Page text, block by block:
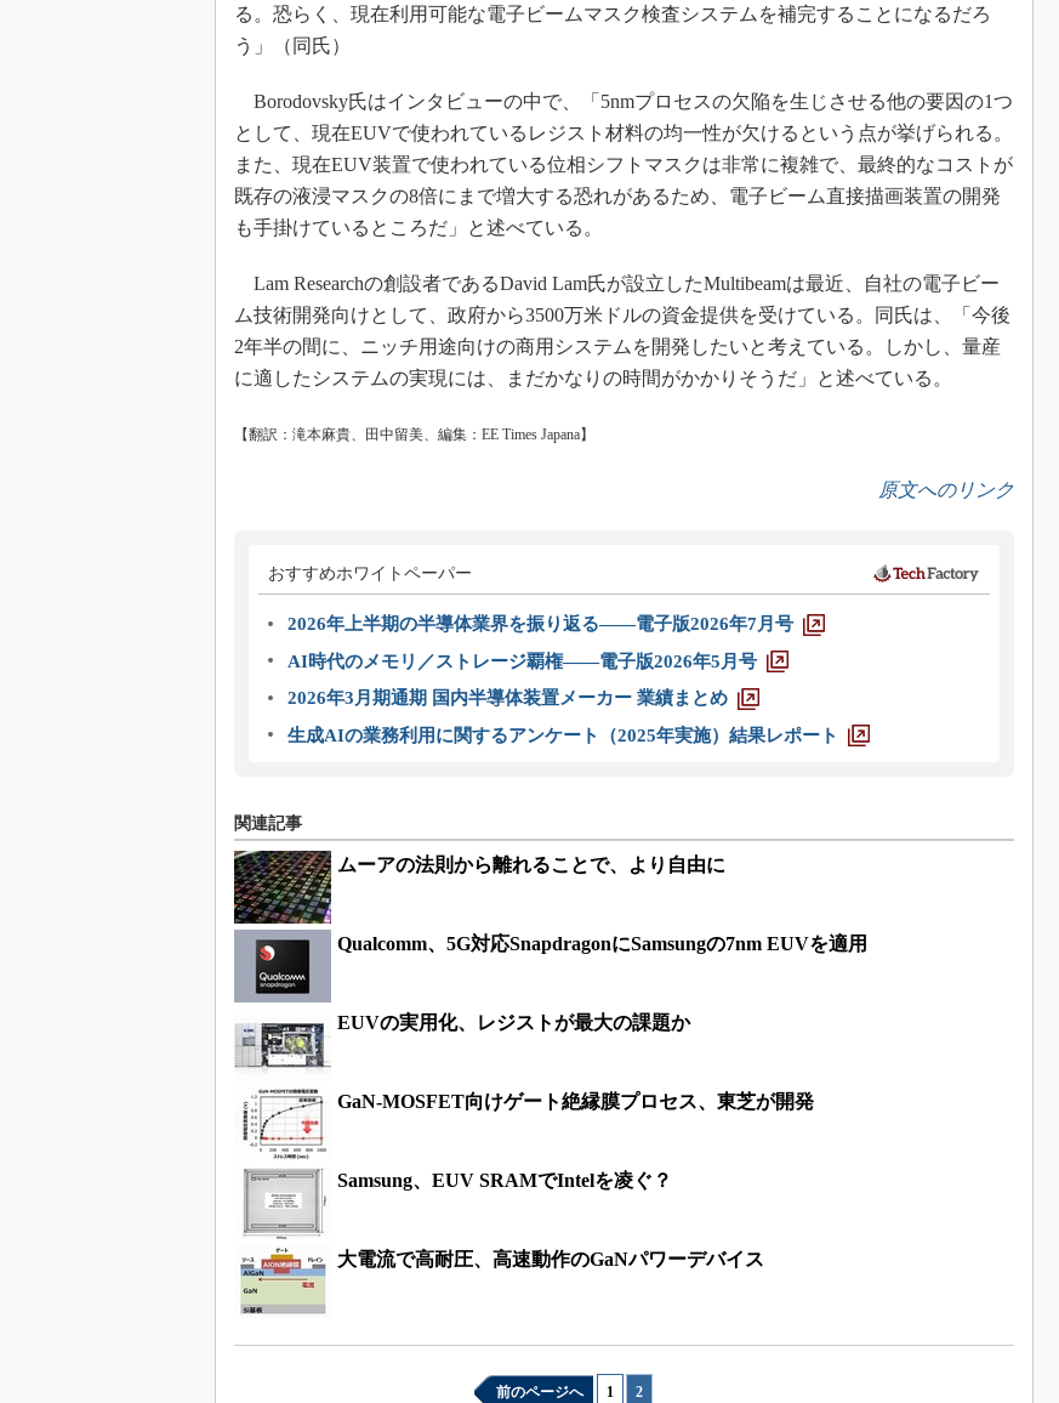
る。恐らく、現在利用可能な電子ビームマスク検査システムを補完することになるだろ
う」（同氏）
Borodovsky氏はインタビューの中で、「5nmプロセスの欠陥を生じさせる他の要因の1つ
として、現在EUVで使われているレジスト材料の均一性が欠けるという点が挙げられる。
また、現在EUV装置で使われている位相シフトマスクは非常に複雑で、最終的なコストが
既存の液浸マスクの8倍にまで増大する恐れがあるため、電子ビーム直接描画装置の開発
も手掛けているところだ」と述べている。
Lam Researchの創設者であるDavid Lam氏が設立したMultibeamは最近、自社の電子ビー
ム技術開発向けとして、政府から3500万米ドルの資金提供を受けている。同氏は、「今後
2年半の間に、ニッチ用途向けの商用システムを開発したいと考えている。しかし、量産
に適したシステムの実現には、まだかなりの時間がかかりそうだ」と述べている。
【翻訳：滝本麻貴、田中留美、編集：EE Times Japana】
原文へのリンク
おすすめホワイトペーパー
2026年上半期の半導体業界を振り返る――電子版2026年7月号
AI時代のメモリ／ストレージ覇権――電子版2026年5月号
2026年3月期通期 国内半導体装置メーカー 業績まとめ
生成AIの業務利用に関するアンケート（2025年実施）結果レポート
関連記事
ムーアの法則から離れることで、より自由に
Qualcomm、5G対応SnapdragonにSamsungの7nm EUVを適用
EUVの実用化、レジストが最大の課題か
GaN-MOSFET向けゲート絶縁膜プロセス、東芝が開発
Samsung、EUV SRAMでIntelを凌ぐ？
大電流で高耐圧、高速動作のGaNパワーデバイス
前のページへ 1 2